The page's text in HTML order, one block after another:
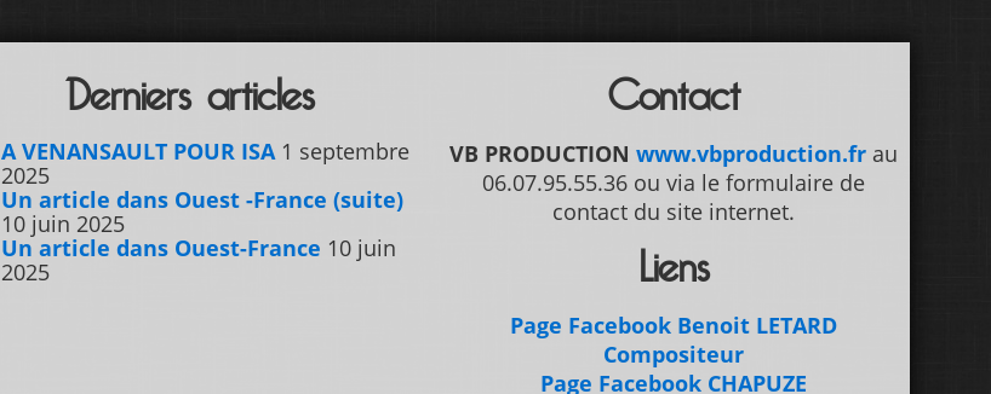
Derniers articles
A VENANSAULT POUR ISA 1 septembre
2025
Un article dans Ouest -France (suite)
10 juin 2025
Un article dans Ouest-France 10 juin
2025
Contact
VB PRODUCTION www.vbproduction.fr au
06.07.95.55.36 ou via le formulaire de
contact du site internet.
Liens
Page Facebook Benoit LETARD
Compositeur
Page Facebook CHAPUZE